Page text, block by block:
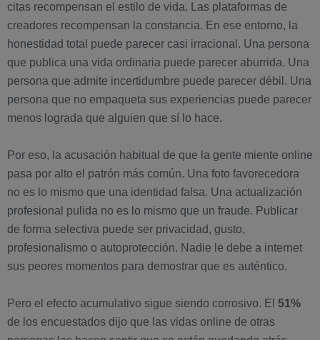
citas recompensan el estilo de vida. Las plataformas de
creadores recompensan la constancia. En ese entorno, la
honestidad total puede parecer casi irracional. Una persona
que publica una vida ordinaria puede parecer aburrida. Una
persona que admite incertidumbre puede parecer débil. Una
persona que no empaqueta sus experiencias puede parecer
menos lograda que alguien que sí lo hace.
Por eso, la acusación habitual de que la gente miente online
pasa por alto el patrón más común. Una foto favorecedora
no es lo mismo que una identidad falsa. Una actualización
profesional pulida no es lo mismo que un fraude. Publicar
de forma selectiva puede ser privacidad, gusto,
profesionalismo o autoprotección. Nadie le debe a internet
sus peores momentos para demostrar que es auténtico.
Pero el efecto acumulativo sigue siendo corrosivo. El 51%
de los encuestados dijo que las vidas online de otras